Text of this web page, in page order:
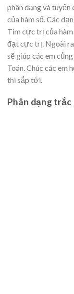
phân dạng và
của hàm số. Các
Tìm cực trị của hàm
đạt cực trị. Ngoài
sẽ giúp các em
Toán. Chúc các
thi sắp tới.
Phân dạng